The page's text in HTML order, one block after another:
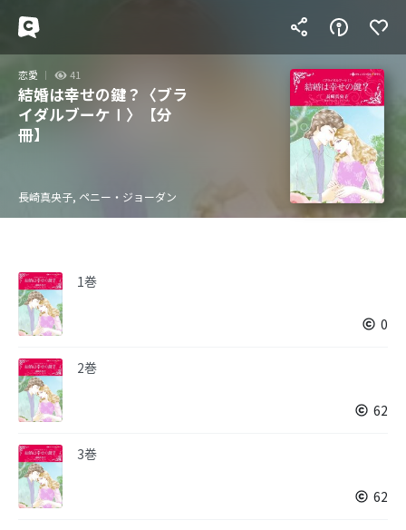
恋愛 41
結婚は幸せの鍵？〈ブラ
イダルブーケⅠ〉【分
冊】
長崎真央子, ペニー・ジョーダン
1巻
0
2巻
62
3巻
62